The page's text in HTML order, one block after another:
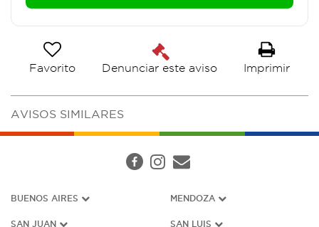
Favorito Denunciar este aviso Imprimir
AVISOS SIMILARES
BUENOS AIRES MENDOZA
SAN JUAN SAN LUIS